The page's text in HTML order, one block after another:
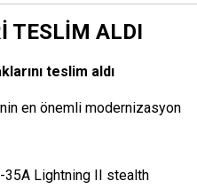
TESLİM ALDI
teslim aldı
en önemli modernizasyon
35A Lightning II stealth